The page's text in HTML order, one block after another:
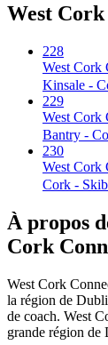
West Cork
228
West Cork
Kinsale -
229
West Cork
Bantry -
230
West Cork
Cork -
À propos
Cork
West Cork
la région de
de coach. West
grande région de